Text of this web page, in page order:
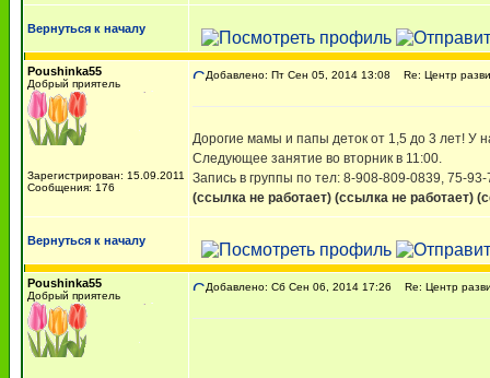
Вернуться к началу
Poushinka55
Добрый приятель
Зарегистрирован: 15.09.2011
Сообщения: 176
Добавлено: Пт Сен 05, 2014 13:08 Re: Центр
Дорогие мамы и папы деток от 1,5 до 3 лет! У
Следующее занятие во вторник в 11:00.
Запись в группы по тел: 8-908-809-0839, 75-93-
(ссылка не работает) (ссылка не работает)
Вернуться к началу
Poushinka55
Добрый приятель
Добавлено: Сб Сен 06, 2014 17:26 Re: Центр